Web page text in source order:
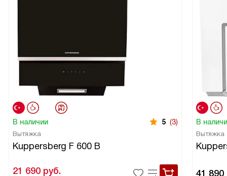
В наличии 5 (3)
Вытяжка
Kuppersberg F 600 B
21 690 руб.
В
Вытяжка
41 890